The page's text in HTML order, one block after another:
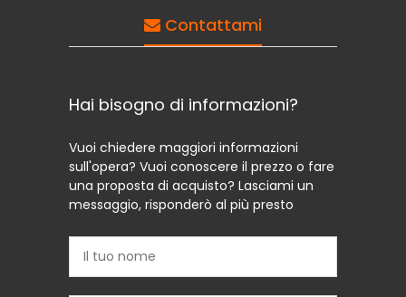
Contattami
Hai bisogno di informazioni?
Vuoi chiedere maggiori informazioni
sull'opera? Vuoi conoscere il prezzo o fare
una proposta di acquisto? Lasciami un
messaggio, risponderò al più presto